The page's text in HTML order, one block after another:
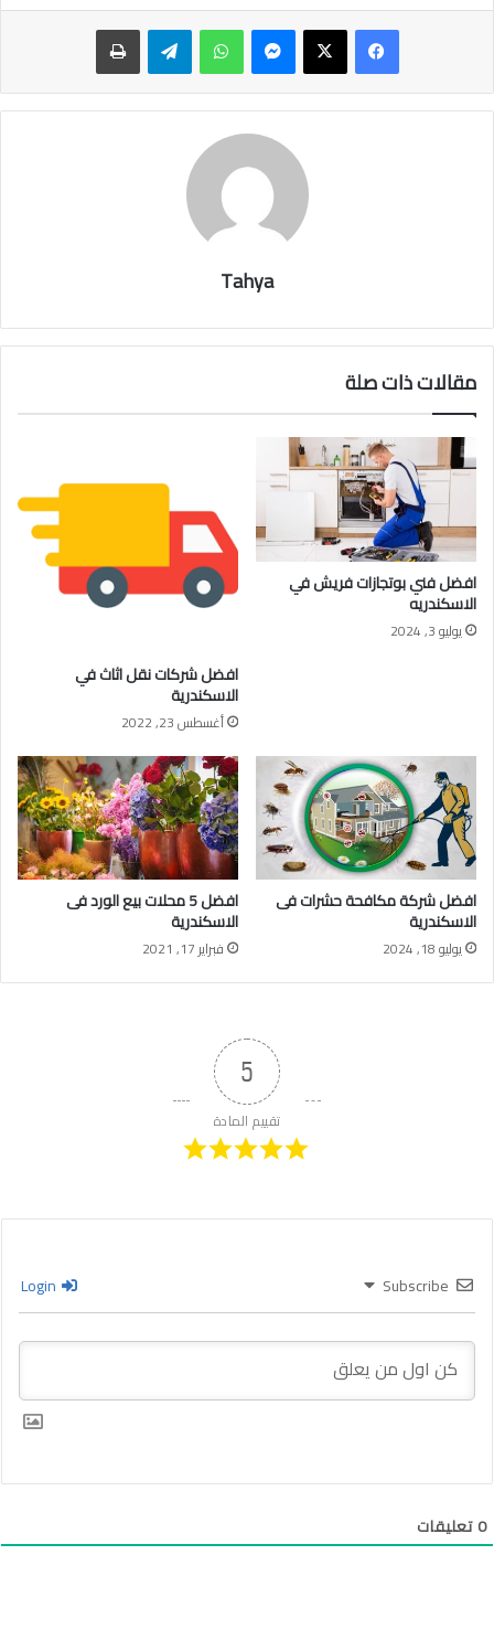
ماسنجر واتساب تيلقرام طباعة
Tahya
مقالات ذات صلة
افضل فني بوتجازات فريش في
الاسكندريه
يوليو 3, 2024
افضل شركات نقل اثاث في
الاسكندرية
أغسطس 23, 2022
افضل شركة مكافحة حشرات فى
الاسكندرية
يوليو 18, 2024
افضل 5 محلات بيع الورد فى
الاسكندرية
فبراير 17, 2021
5
تقييم المادة
Subscribe
0تعليقات